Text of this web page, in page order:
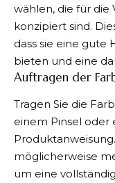
wählen, die für die
konzipiert sind.
dass sie eine gute
bieten und eine
Auftragen der
Tragen Sie die
einem Pinsel oder
möglicherweise
um eine